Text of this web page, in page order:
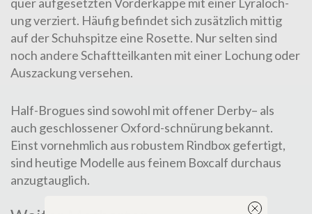
ung ver­ziert. Häufig befin­det sich zusätzlich mittig
auf der Schuhspitze eine Rosette. Nur selten sind
noch andere Schaft­teilkanten mit einer Loch­ung oder
Auszackung versehen.
Half-Brogues sind sowohl mit offener Derby– als
auch geschlossenerOx­ford­-schnürung bekannt.
Einst vornehmlich aus robustem Rindboxgefertigt,
sind heutige Modelle aus feinem Boxcalf durchaus
anzugtauglich.